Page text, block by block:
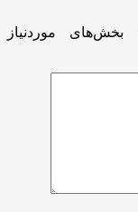
بخش‌های موردنیاز